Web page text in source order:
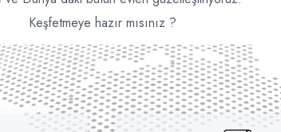
Keşfetmeye hazır mısınız ?